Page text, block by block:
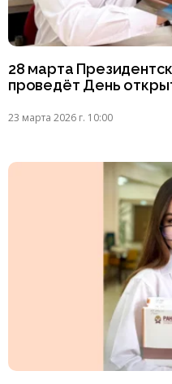
28 марта
проведёт День
23 марта 2026 г. 10:00